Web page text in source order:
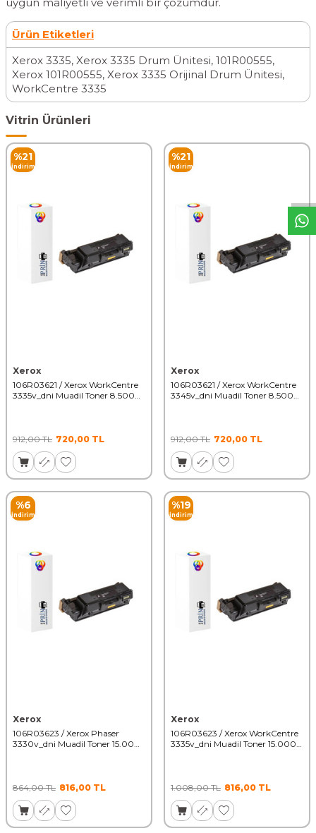
WhtsappDesteHatt
Ürün Etiketleri
Xerox 3335, Xerox 3335 Drum Ünitesi, 101R00555,
Xerox 101R00555, Xerox 3335 Orijinal Drum Ünitesi,
WorkCentre 3335
Vitrin Ürünleri
%21
İndirim
Xerox
106R03621 / Xerox WorkCentre
3335v_dni Muadil Toner 8.500
912,00TL 720,00 TL
%21
İndirim
Xerox
106R03621 / Xerox WorkCentre
3345v_dni Muadil Toner 8.500
912,00TL 720,00 TL
%6
İndirim
Xerox
106R03623 / Xerox Phaser
3330v_dni Muadil Toner 15.000
864,00TL 816,00 TL
%19
İndirim
Xerox
106R03623 / Xerox WorkCentre
3335v_dni Muadil Toner 15.000
1.008,00TL 816,00 TL